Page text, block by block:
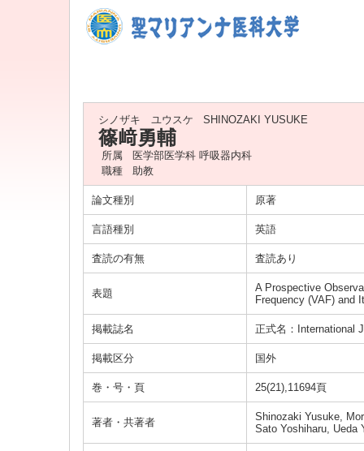
シノザキ ユウスケ SHINOZAKI YUSUKE
篠﨑勇輔
所属
医学部医学科 呼吸器内科
職種
助教
論文種別 原著
言語種別 英語
査読の有無 査読あり
表題
A Prospective
Frequency (VAF) and
掲載誌名 正式名：International
掲載区分 国外
巻・号・頁 25(21),11694頁
著者・共著者
Shinozaki Yusuke,
Sato Yoshiharu, Ueda